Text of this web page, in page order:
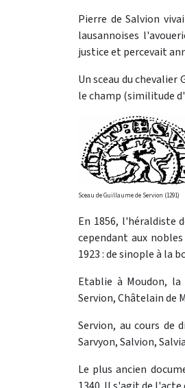
Pierre de Salvion
lausannoises
justice et percevait
Un sceau du chevalier
le champ (similitude
Sceau de Guillaume de Servion (1291)
En 1856, l'héraldiste
cependant aux
1923 : de sinople à la
Etablie à Moudon,
Servion, Châtelain de
Servion, au cours de
Sarvyon, Salvion,
Le plus ancien